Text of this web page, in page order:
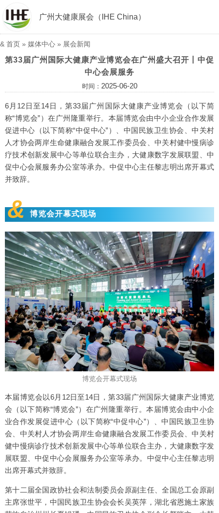
广州大健康展会（IHE China）
& 首页 » 媒体中心 » 展会新闻
第33届广州国际大健康产业博览会在广州盛大召开丨中促
中心会展服务
时间： 2025-06-20
6月12日至14日，第33届广州国际大健康产业博览会（以下简
称“博览会”）在广州隆重举行。本届博览会由中小企业合作发展
促进中心（以下简称“中促中心”）、中国民族卫生协会、中关村
人才协会两岸生命健康融合发展工作委员会、中关村健中慢病诊
疗技术创新发展中心等单位联合主办，大健康数字发展联盟、中
促中心会展服务办公室等承办。中促中心主任黎志明出席开幕式
并致辞。
& 博览会开幕式现场
博览会开幕式现场
本届博览会以6月12日至14日，第33届广州国际大健康产业博览
会（以下简称“博览会”）在广州隆重举行。本届博览会由中小企
业合作发展促进中心（以下简称“中促中心”）、中国民族卫生协
会、中关村人才协会两岸生命健康融合发展工作委员会、中关村
健中慢病诊疗技术创新发展中心等单位联合主办，大健康数字发
展联盟、中促中心会展服务办公室等承办。中促中心主任黎志明
出席开幕式并致辞。
第十二届全国政协社会和法制委员会原副主任、全国总工会原副
主席张世平，中国民族卫生协会会长吴英萍，湖北省恩施土家族